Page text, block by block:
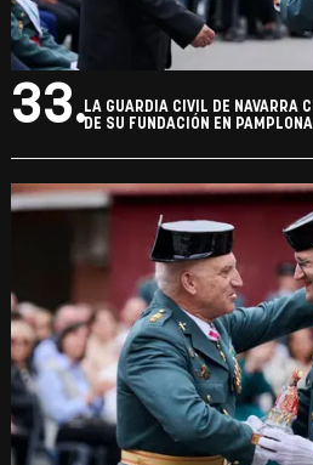
33.LA GUARDIA CIVIL DE NAVARRA
DE SU FUNDACIÓN EN